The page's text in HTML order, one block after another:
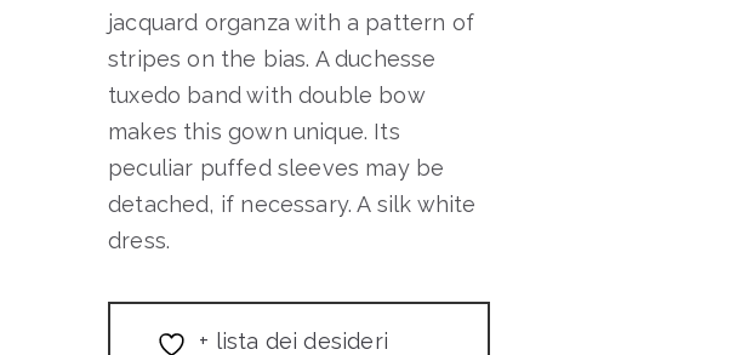
jacquard organza with a pattern of
stripes on the bias. A duchesse
tuxedo band with double bow
makes this gown unique. Its
peculiar puffed sleeves may be
detached, if necessary. A silk white
dress.
+ lista dei desideri